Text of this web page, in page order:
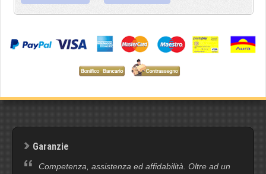
Garanzie
Competenza, assistenza ed affidabilità. Oltre ad un